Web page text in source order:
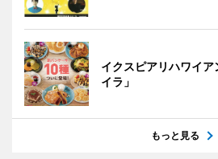
イクスピアリハワイ
イラ」
もっと見る